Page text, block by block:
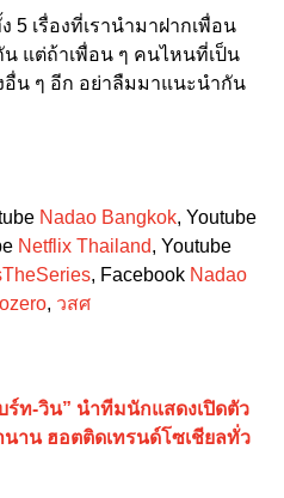
5 เรื่องที่เรานำมาฝากเพื่อน
แต่ถ้าเพื่อน ๆ คนไหนที่เป็น
อื่น ๆ อีก อย่าลืมมาแนะนำกัน
Nadao Bangkok, Youtube
Netflix Thailand, Youtube
, Facebook Nadao
, วสศ
ร์ท-วิน” นำทีมนักแสดงเปิดตัว
นาน ฮอตติดเทรนด์โซเชียลทั่ว